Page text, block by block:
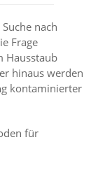
nach
Frage
Hausstaub
hinaus werden
kontaminierter
für